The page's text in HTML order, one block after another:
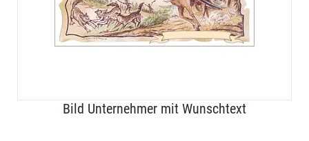
Bild Unternehmer mit Wunschtext